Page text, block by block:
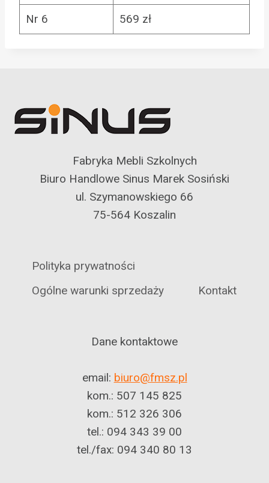
Nr 6 569 zł
Fabryka Mebli Szkolnych
Biuro Handlowe Sinus Marek Sosiński
ul. Szymanowskiego 66
75-564 Koszalin
Polityka prywatności
Ogólne warunki sprzedaży
Kontakt
Dane kontaktowe
email: biuro@fmsz.pl
kom.: 507 145 825
kom.: 512 326 306
tel.: 094 343 39 00
tel./fax: 094 340 80 13